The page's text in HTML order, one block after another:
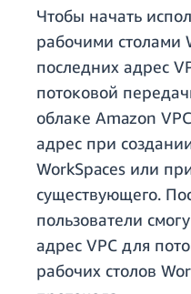
Чтобы начать
рабочими столами
последних адрес
потоковой
облаке Amazon
адрес при
WorkSpaces или
существующего.
пользователи
адрес VPC для
рабочих столов